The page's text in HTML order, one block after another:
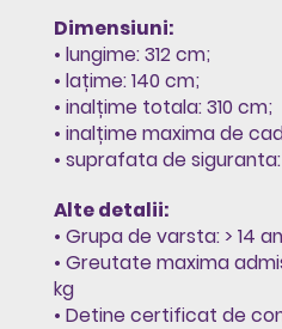
Dimensiuni:
• lungime: 312 cm;
• lațime: 140 cm;
• inalțime totala: 310 cm;
• inalțime maxima de
• suprafata de
Alte detalii:
• Grupa de varsta: > 14
• Greutate maxima
kg
• Detine certificat de